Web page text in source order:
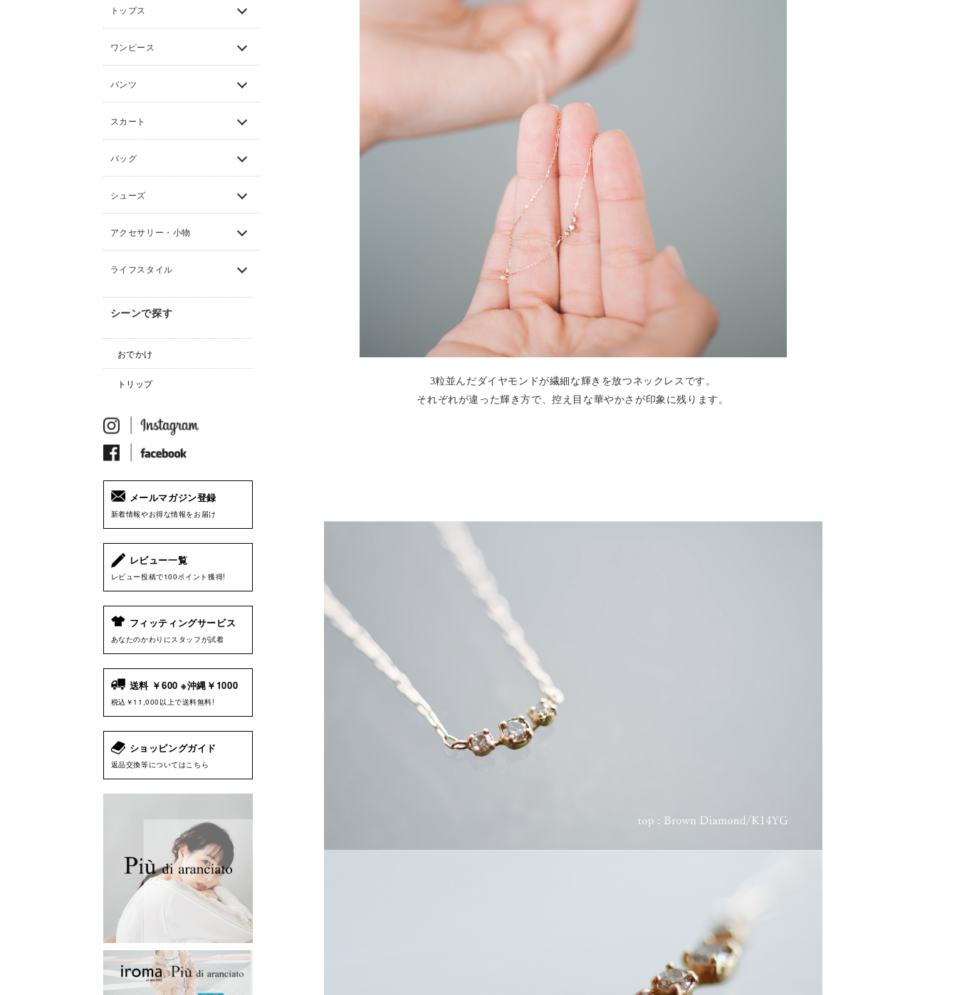
トップス
ワンピース
パンツ
スカート
バッグ
シューズ
アクセサリー・小物
ライフスタイル
シーンで探す
おでかけ
トリップ
メールマガジン登録
新着情報やお得な情報をお届け
レビュー一覧
レビュー投稿で100ポイント獲得!
フィッティングサービス
あなたのかわりにスタッフが試着
送料 ￥600 ※沖縄￥1000
税込￥11,000以上で送料無料!
ショッピングガイド
返品交換等についてはこちら
3粒並んだダイヤモンドが繊細な輝きを放つネックレスです。
それぞれが違った輝き方で、控え目な華やかさが印象に残ります。